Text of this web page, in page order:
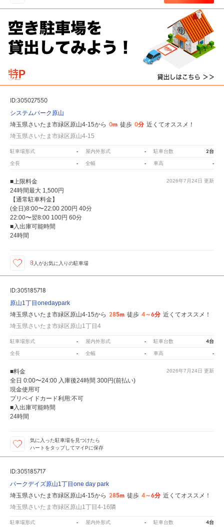
ID:305027550
システムパーク原山
埼玉県さいたま市緑区原山4-15から 0m 徒歩 0分 近くてオススメ！
埼玉県さいたま市緑区原山4-15
駐車場形式 - 屋内外形式 - 駐車台数 2台
全長 - 全幅 - 車高 -
2026年7月24日 更新
■上限料金
24時間最大 1,500円
【通常駐車料金】
(全日)8:00〜22:00 200円 40分
22:00〜翌8:00 100円 60分
■入出庫可能時間
24時間
8 人がお気に入りの駐車場
ID:305185718
原山1丁目onedaypark
埼玉県さいたま市緑区原山4-15から 285m 徒歩 4～6分 近くてオススメ！
埼玉県さいたま市緑区原山1丁目4
駐車場形式 - 屋内外形式 - 駐車台数 4台
全長 - 全幅 - 車高 -
2026年7月24日 更新
■料金
全日 0:00〜24:00 入庫後24時間 300円(前払い)
現金使用可
プリペイドカード利用:不可
■入出庫可能時間
24時間
気に入った駐車場を見つけたら
ハートをタップしてマイPに保存
ID:305185717
パークデイズ原山1丁目one day park
埼玉県さいたま市緑区原山4-15から 285m 徒歩 4～6分 近くてオススメ！
埼玉県さいたま市緑区原山1丁目4-16隣
駐車場形式 - 屋内外形式 - 駐車台数 4台